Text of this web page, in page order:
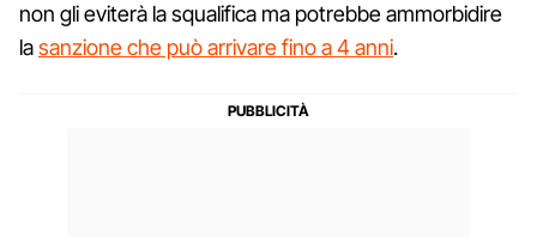
non gli eviterà la squalifica ma potrebbe ammorbidire
lasanzione che può arrivare fino a 4 anni.